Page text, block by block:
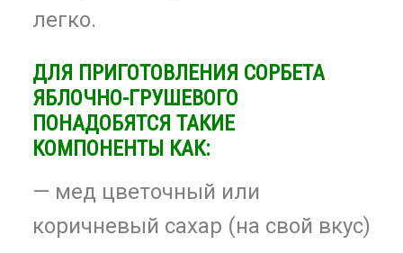
легко.
ДЛЯ ПРИГОТОВЛЕНИЯ СОРБЕТА
ЯБЛОЧНО-ГРУШЕВОГО
ПОНАДОБЯТСЯ ТАКИЕ
КОМПОНЕНТЫ КАК:
— мед цветочный или
коричневый сахар (на свой вкус)